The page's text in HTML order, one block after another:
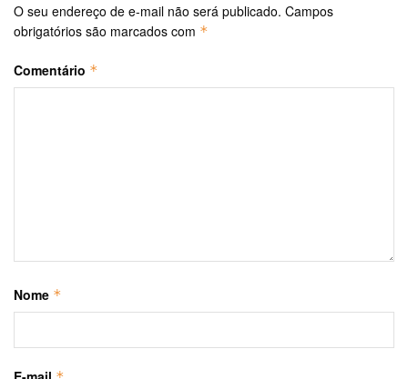
O seu endereço de e-mail não será publicado. Campos
obrigatórios são marcados com *
Comentário *
Nome *